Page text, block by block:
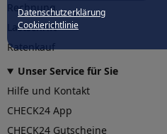
Datenschutzerklärung
Cookierichtlinie
Rechnung
Lastschrift
Ratenkauf
Unser Service für Sie
Hilfe und Kontakt
CHECK24 App
CHECK24 Gutscheine